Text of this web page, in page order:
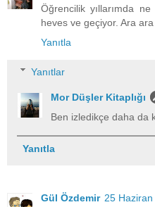
Öğrencilik yıllarımda
heves ve geçiyor. Ara
Yanıtla
Yanıtlar
Mor Düşler Kitaplığı
Ben izledikçe daha da
Yanıtla
Gül Özdemir 25